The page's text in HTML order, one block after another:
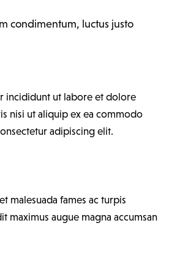
condimentum, luctus justo
incididunt ut labore et dolore
nisi ut aliquip ex ea commodo
adipiscing elit.
malesuada fames ac turpis
maximus augue magna accumsan